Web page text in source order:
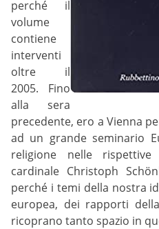
perché il
volume
contiene
interventi
oltre il
2005. Fino
alla sera
precedente, ero a Vienna
ad un grande seminario
religione nelle
cardinale Christoph
perché i temi della nostra
europea, dei rapporti
ricoprano tanto spazio in